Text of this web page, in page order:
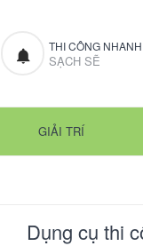
THI CÔNG
SẠCH SẼ
GIẢI TRÍ
Dụng cụ thi